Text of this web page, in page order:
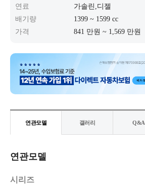
연료
가솔린,디젤
배기량
1399 ~ 1599 cc
가격
841 만원 ~ 1,569 만원
연관모델 갤러리 Q&A
연관모델
시리즈